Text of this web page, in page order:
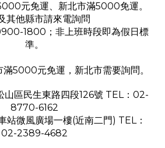
元免運、新北市滿5000免運。
其他縣市請來電詢問
1800；非上班時段即為假日標
準。
滿5000元免運，新北市需要詢問。
山區民生東路四段126號 TEL：02-
8770-6162
站微風廣場一樓(近南二門) TEL：
02-2389-4682